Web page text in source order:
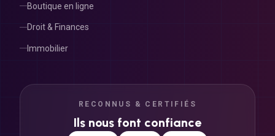
Boutique en ligne
Droit & Finances
Immobilier
RECONNUS & CERTIFIÉS
Ils nous font confiance